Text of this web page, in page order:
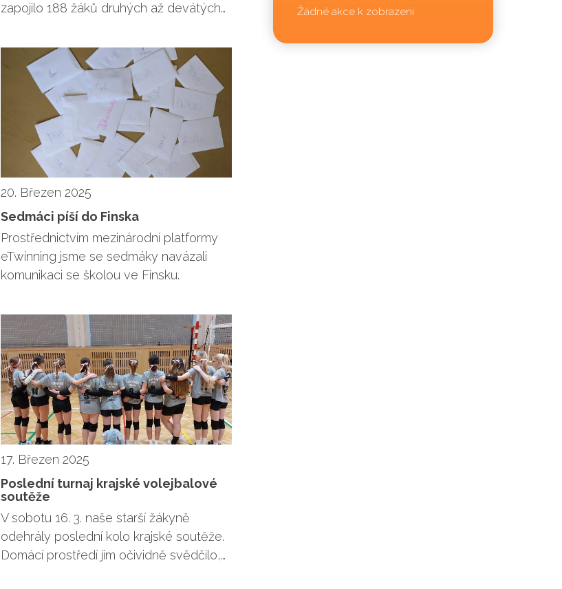
zapojilo 188 žáků druhých až devátých…
20. Březen 2025
Sedmáci píší do Finska
Prostřednictvím mezinárodní platformy
eTwinning jsme se sedmáky navázali
komunikaci se školou ve Finsku.
17. Březen 2025
Poslední turnaj krajské volejbalové
soutěže
V sobotu 16. 3. naše starší žákyně
odehrály poslední kolo krajské soutěže.
Domácí prostředí jim očividně svědčilo,…
Žádné akce k zobrazení